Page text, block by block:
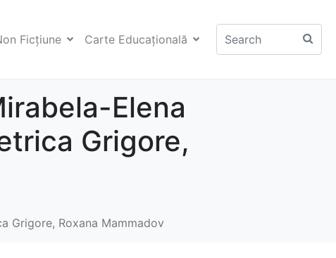
Ficţiune Carte Educaţională
Elena
Grigore,
Grigore, Roxana Mammadov